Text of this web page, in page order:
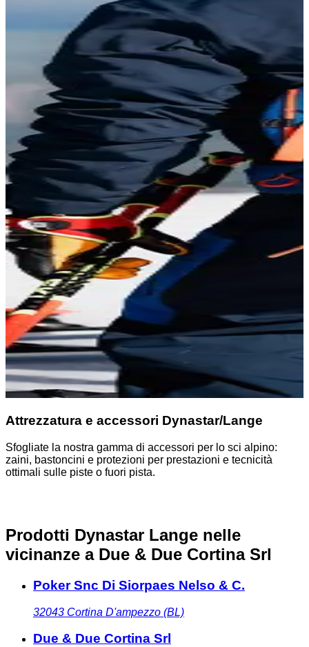
Attrezzatura e accessori Dynastar/Lange
Sfogliate la nostra gamma di accessori per lo sci alpino:
zaini, bastoncini e protezioni per prestazioni e tecnicità
ottimali sulle piste o fuori pista.
Prodotti Dynastar Lange nelle
vicinanze a Due & Due Cortina Srl
Poker Snc Di Siorpaes Nelso & C.
32043 Cortina D'ampezzo (BL)
Due & Due Cortina Srl